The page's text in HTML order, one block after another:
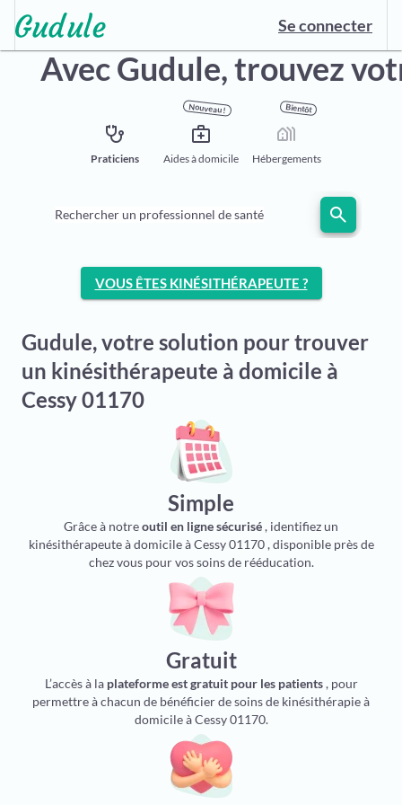
Se connecter
Avec Gudule,trouvez
stethoscope
Praticiens
Nouveau !
medical_services
Aides à domicile
Bientôt
holiday_village
Hébergements
Rechercher un professionnel de santé search
VOUS ÊTES KINÉSITHÉRAPEUTE ?
Gudule, votre solution pour trouver
un kinésithérapeute à domicile à
Cessy 01170
Simple
Grâce à notreoutil en ligne sécurisé, identifiez un
kinésithérapeute à domicile à Cessy 01170 , disponible près de
chez vous pour vos soins de rééducation.
Gratuit
L’accès à la plateforme est gratuit pour les patients, pour
permettre à chacun de bénéficier de soins de kinésithérapie à
domicile à Cessy 01170.